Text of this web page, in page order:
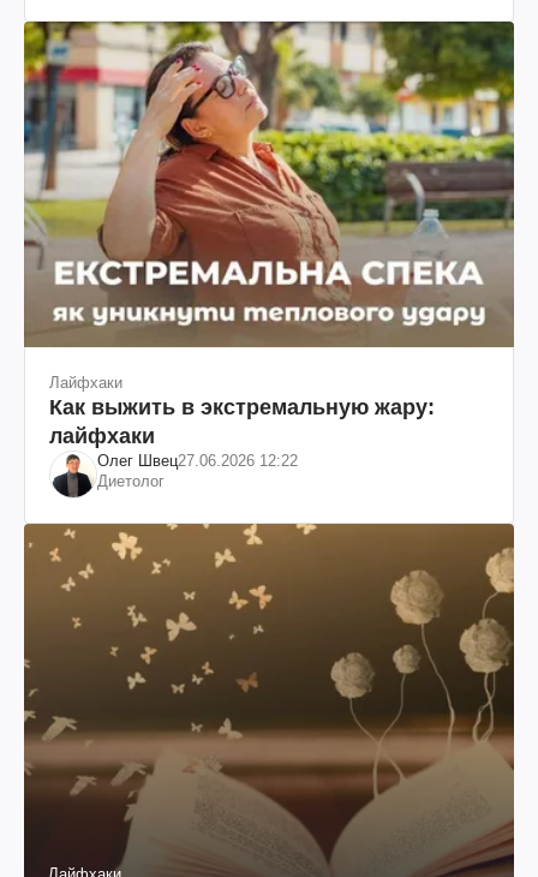
Лайфхаки
Как выжить в экстремальную жару:
лайфхаки
Олег Швец27.06.2026 12:22
Диетолог